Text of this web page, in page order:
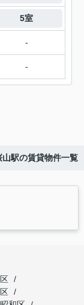
5室
-
-
駅の賃貸物件一覧